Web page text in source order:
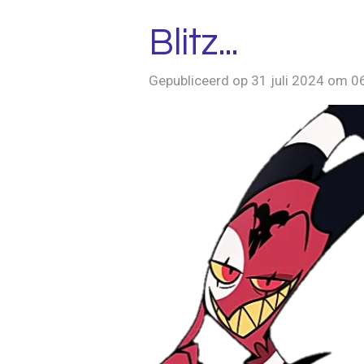
Blitz...
Gepubliceerd op 31 juli 2024 om